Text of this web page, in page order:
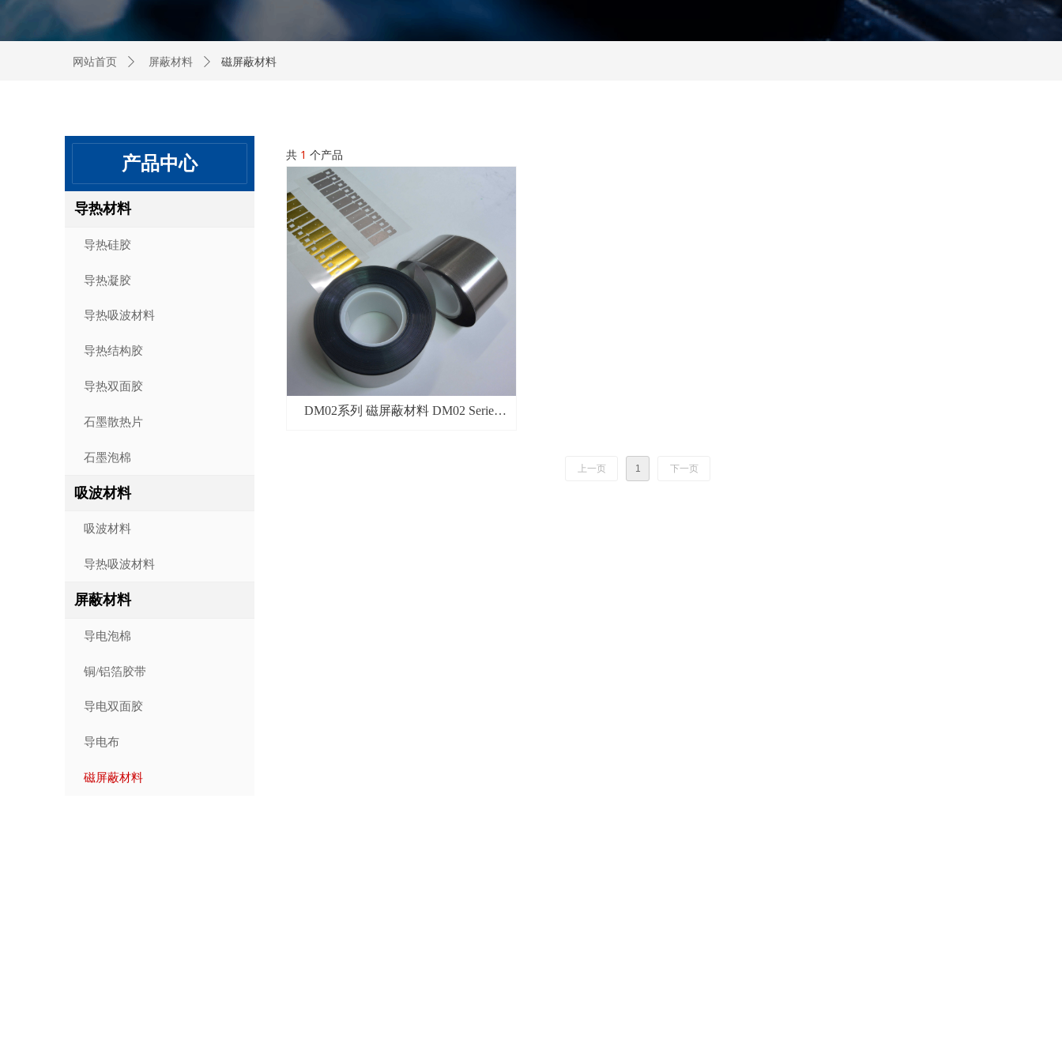
共 1 个产品
DM02系列 磁屏蔽材料 DM02 Series
上一页 1 下一页
网站首页 ꄲ 屏蔽材料 ꄲ 磁屏蔽材料
产品中心
导热材料
导热硅胶
导热凝胶
导热吸波材料
导热结构胶
导热双面胶
石墨散热片
石墨泡棉
吸波材料
吸波材料
导热吸波材料
屏蔽材料
导电泡棉
铜/铝箔胶带
导电双面胶
导电布
磁屏蔽材料